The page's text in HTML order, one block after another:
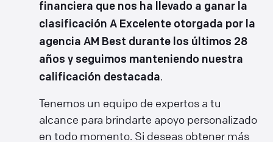
financiera que nos ha llevado a ganar la
clasificación A Excelente otorgada por la
agencia AM Best durante los últimos 28
años y seguimos manteniendo nuestra
calificación destacada.
Tenemos un equipo de expertos a tu
alcance para brindarte apoyo personalizado
en todo momento. Si deseas obtener más